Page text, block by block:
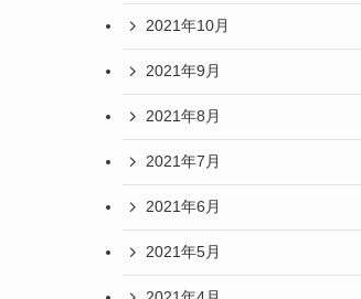
2021年10月
2021年9月
2021年8月
2021年7月
2021年6月
2021年5月